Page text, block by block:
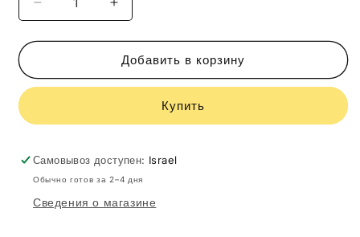
Уменьшить
количество
GiGi
Surface
Увеличить
количество
GiGi
Texture
Surface
Добавить в корзину
Купить
Самовывоз доступен: Israel
Обычно готов за 2–4 дня
Сведения о магазине